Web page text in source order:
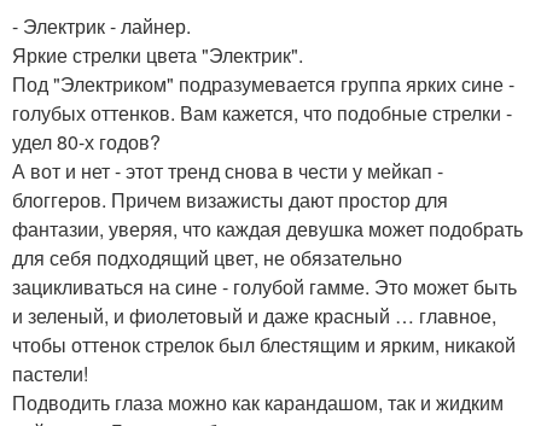
- Электрик - лайнер.
Яркие стрелки цвета "Электрик".
Под "Электриком" подразумевается группа ярких сине -
голубых оттенков. Вам кажется, что подобные стрелки -
удел 80-х годов?
А вот и нет - этот тренд снова в чести у мейкап -
блоггеров. Причем визажисты дают простор для
фантазии, уверяя, что каждая девушка может подобрать
для себя подходящий цвет, не обязательно
зацикливаться на сине - голубой гамме. Это может быть
и зеленый, и фиолетовый и даже красный … главное,
чтобы оттенок стрелок был блестящим и ярким, никакой
пастели!
Подводить глаза можно как карандашом, так и жидким